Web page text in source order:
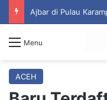
Menu
ACEH